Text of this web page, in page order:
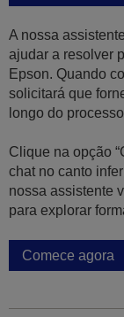
A nossa
ajudar a resolver
Epson. Quando
solicitará que
longo do
Clique na opção
chat no canto
nossa assistente
para explorar
Comece agora